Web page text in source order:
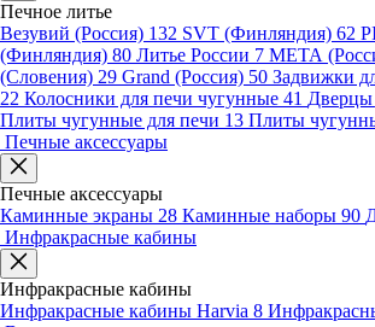
Печное литье
Везувий (Россия) 132 SVT (Финляндия) 62
(Финляндия) 80 Литье России 7 МЕТА
(Словения) 29 Grand (Россия) 50 Задвижки
22 Колосники для печи чугунные 41 Дверцы
Плиты чугунные для печи 13 Плиты
Печные аксессуары
Печные аксессуары
Каминные экраны 28 Каминные наборы 90
Инфракрасные кабины
Инфракрасные кабины
Инфракрасные кабины Harvia 8